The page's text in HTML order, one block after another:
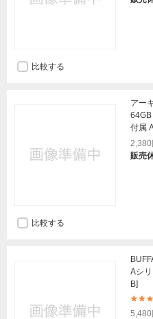
比較する
アー
付属
2,380
販売
比較する
Aシ
B]
5,480